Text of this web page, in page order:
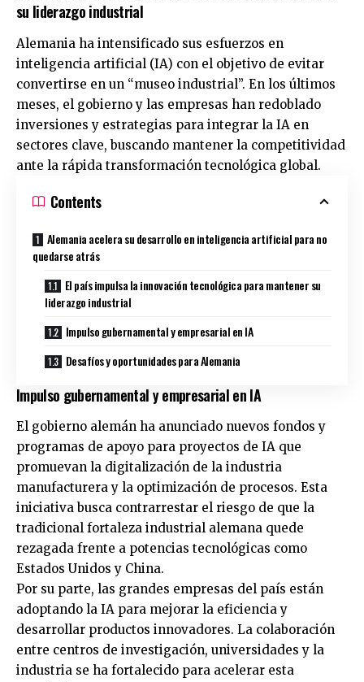
su liderazgo industrial
Alemania ha intensificado sus esfuerzos en
inteligencia artificial (IA) con el objetivo de evitar
convertirse en un “museo industrial”. En los últimos
meses, el gobierno y las empresas han redoblado
inversiones y estrategias para integrar la IA en
sectores clave, buscando mantener la competitividad
ante la rápida transformación tecnológica global.
Contents
Alemania acelera su desarrollo en inteligencia artificial para no
quedarse atrás
El país impulsa la innovación tecnológica para mantener su
liderazgo industrial
Impulso gubernamental y empresarial en IA
Desafíos y oportunidades para Alemania
Impulso gubernamental y empresarial en IA
El gobierno alemán ha anunciado nuevos fondos y
programas de apoyo para proyectos de IA que
promuevan la digitalización de la industria
manufacturera y la optimización de procesos. Esta
iniciativa busca contrarrestar el riesgo de que la
tradicional fortaleza industrial alemana quede
rezagada frente a potencias tecnológicas como
Estados Unidos y China.
Por su parte, las grandes empresas del país están
adoptando la IA para mejorar la eficiencia y
desarrollar productos innovadores. La colaboración
entre centros de investigación, universidades y la
industria se ha fortalecido para acelerar esta